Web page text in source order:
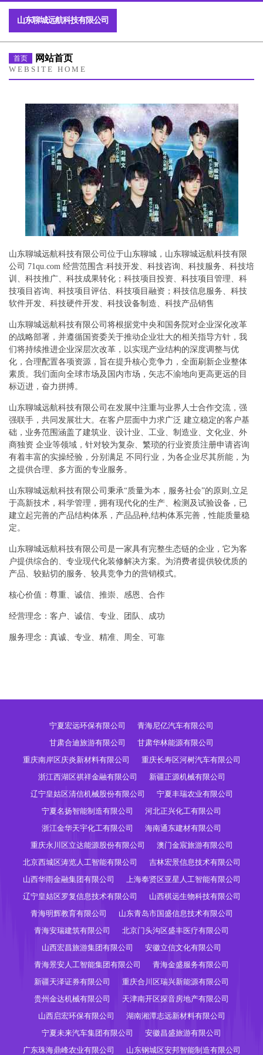
山东聊城远航科技有限公司
首页 网站首页
WEBSITE HOME
山东聊城远航科技有限公司位于山东聊城，山东聊城远航科技有限
公司 71qu.com 经营范围含:科技开发、科技咨询、科技服务、科技培
训、科技推广、科技成果转化；科技项目投资、科技项目管理、科
技项目咨询、科技项目评估、科技项目融资；科技信息服务、科技
软件开发、科技硬件开发、科技设备制造、科技产品销售
山东聊城远航科技有限公司将根据党中央和国务院对企业深化改革
的战略部署，并遵循国资委关于推动企业壮大的相关指导方针，我
们将持续推进企业深层次改革，以实现产业结构的深度调整与优
化，合理配置各项资源，旨在提升核心竞争力，全面刷新企业整体
素质。我们面向全球市场及国内市场，矢志不渝地向更高更远的目
标迈进，奋力拼搏。
山东聊城远航科技有限公司在发展中注重与业界人士合作交流，强
强联手，共同发展壮大。在客户层面中力求广泛 建立稳定的客户基
础，业务范围涵盖了建筑业、设计业、工业、制造业、文化业、外
商独资 企业等领域，针对较为复杂、繁琐的行业资质注册申请咨询
有着丰富的实操经验，分别满足 不同行业，为各企业尽其所能，为
之提供合理、多方面的专业服务。
山东聊城远航科技有限公司秉承“质量为本，服务社会”的原则,立足
于高新技术，科学管理，拥有现代化的生产、检测及试验设备，已
建立起完善的产品结构体系，产品品种,结构体系完善，性能质量稳
定。
山东聊城远航科技有限公司是一家具有完整生态链的企业，它为客
户提供综合的、专业现代化装修解决方案。为消费者提供较优质的
产品、较贴切的服务、较具竞争力的营销模式。
核心价值：尊重、诚信、推崇、感恩、合作
经营理念：客户、诚信、专业、团队、成功
服务理念：真诚、专业、精准、周全、可靠
宁夏宏远环保有限公司
青海尼亿汽车有限公司
甘肃合迪旅游有限公司
甘肃华林能源有限公司
重庆南岸区庆炎新材料有限公司
重庆长寿区河树汽车有限公司
浙江西湖区祺祥金融有限公司
新疆正源机械有限公司
辽宁皇姑区清信机械股份有限公司
宁夏丰瑞农业有限公司
宁夏名扬智能制造有限公司
河北正兴化工有限公司
浙江金华天宇化工有限公司
海南通东建材有限公司
重庆永川区立达能源股份有限公司
澳门金宸旅游有限公司
北京西城区涛览人工智能有限公司
吉林宏景信息技术有限公司
山西华雨金融集团有限公司
上海奉贤区亚星人工智能有限公司
辽宁皇姑区罗复信息技术有限公司
山西棋远生物科技有限公司
青海明辉教育有限公司
山东青岛市国盛信息技术有限公司
青海安瑞建筑有限公司
北京门头沟区盛丰医疗有限公司
山西宏昌旅游集团有限公司
安徽立信文化有限公司
青海景安人工智能集团有限公司
青海金盛服务有限公司
新疆天泽证券有限公司
重庆合川区瑞兴新能源有限公司
贵州金达机械有限公司
天津南开区探音房地产有限公司
山西启宏环保有限公司
湖南湘潭志远新材料有限公司
宁夏未来汽车集团有限公司
安徽昌盛旅游有限公司
广东珠海鼎峰农业有限公司
山东钢城区安邦智能制造有限公司